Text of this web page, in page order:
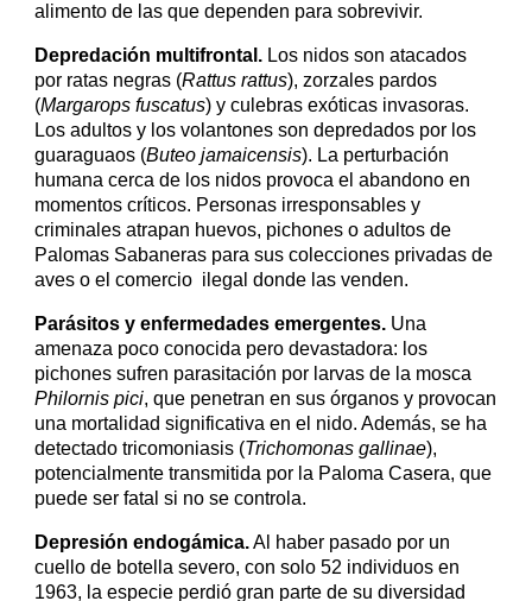
alimento de las que dependen para sobrevivir.
Depredación multifrontal. Los nidos son atacados
por ratas negras (Rattus rattus), zorzales pardos
(Margarops fuscatus) y culebras exóticas invasoras.
Los adultos y los volantones son depredados por los
guaraguaos (Buteo jamaicensis). La perturbación
humana cerca de los nidos provoca el abandono en
momentos críticos. Personas irresponsables y
criminales atrapan huevos, pichones o adultos de
Palomas Sabaneras para sus colecciones privadas de
aves o el comercio ilegal donde las venden.
Parásitos y enfermedades emergentes. Una
amenaza poco conocida pero devastadora: los
pichones sufren parasitación por larvas de la mosca
Philornis pici, que penetran en sus órganos y provocan
una mortalidad significativa en el nido. Además, se ha
detectado tricomoniasis (Trichomonas gallinae),
potencialmente transmitida por la Paloma Casera, que
puede ser fatal si no se controla.
Depresión endogámica.Al haber pasado por un
cuello de botella severo, con solo 52 individuos en
1963, la especie perdió gran parte de su diversidad